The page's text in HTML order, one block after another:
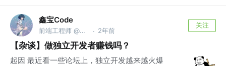
鑫宝Code
前端工程师 @前阿里巴巴 字节跳动 · 2年前
关注
【杂谈】做独立开发者赚钱吗？
起因 最近看一些论坛上，独立开发越来越火爆